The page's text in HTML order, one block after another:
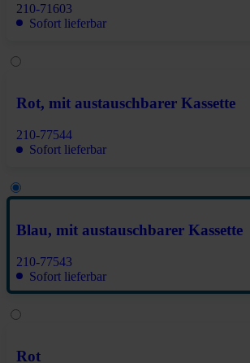
210-71603
Sofort lieferbar
Rot, mit austauschbarer Kassette
210-77544
Sofort lieferbar
Blau, mit austauschbarer Kassette
210-77543
Sofort lieferbar
Rot